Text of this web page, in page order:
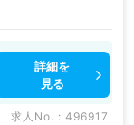
詳細を
見る
求人No. : 496917